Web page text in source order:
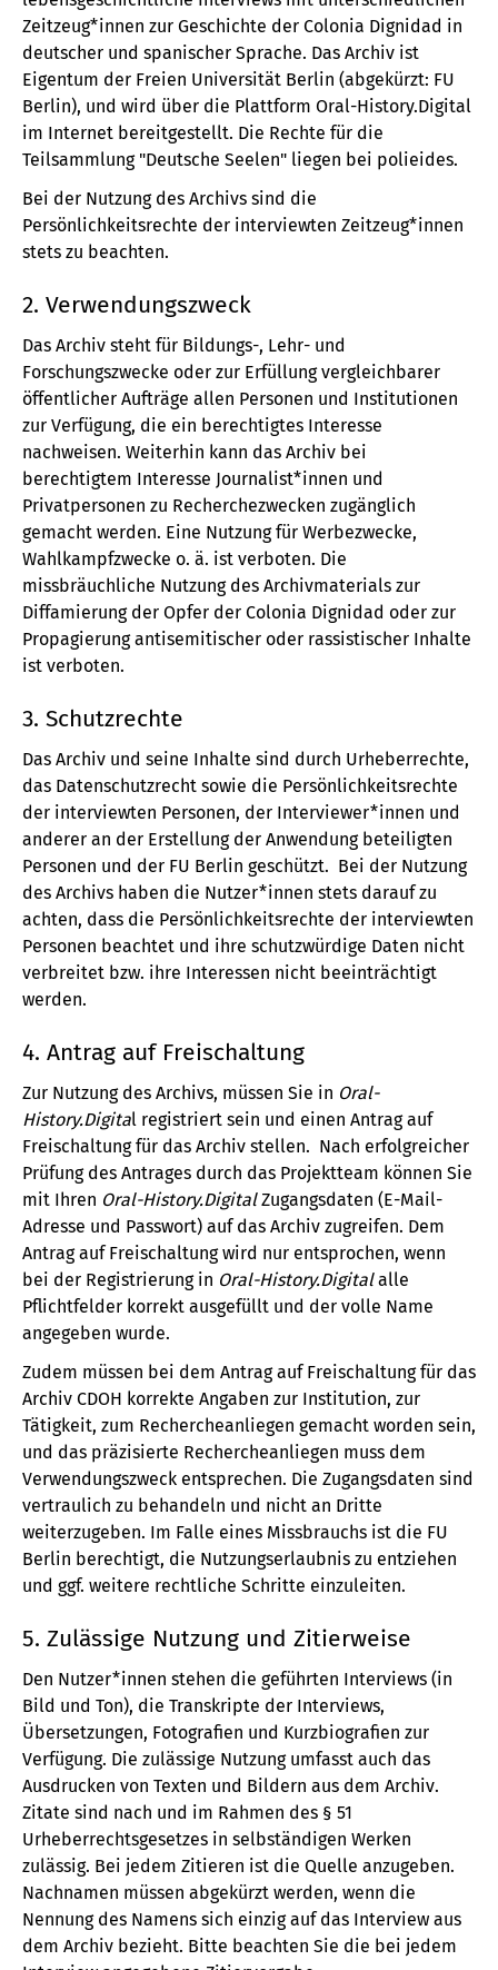
Zeitzeug*innen zur Geschichte der Colonia Dignidad in
deutscher und spanischer Sprache. Das Archiv ist
Eigentum der Freien Universität Berlin (abgekürzt: FU
Berlin), und wird über die Plattform Oral-History.Digital
im Internet bereitgestellt. Die Rechte für die
Teilsammlung "Deutsche Seelen" liegen bei polieides.
Bei der Nutzung des Archivs sind die
Persönlichkeitsrechte der interviewten Zeitzeug*innen
stets zu beachten.
2. Verwendungszweck
Das Archiv steht für Bildungs-, Lehr- und
Forschungszwecke oder zur Erfüllung vergleichbarer
öffentlicher Aufträge allen Personen und Institutionen
zur Verfügung, die ein berechtigtes Interesse
nachweisen. Weiterhin kann das Archiv bei
berechtigtem Interesse Journalist*innen und
Privatpersonen zu Recherchezwecken zugänglich
gemacht werden. Eine Nutzung für Werbezwecke,
Wahlkampfzwecke o. ä. ist verboten. Die
missbräuchliche Nutzung des Archivmaterials zur
Diffamierung der Opfer der Colonia Dignidad oder zur
Propagierung antisemitischer oder rassistischer Inhalte
ist verboten.
3. Schutzrechte
Das Archiv und seine Inhalte sind durch Urheberrechte,
das Datenschutzrecht sowie die Persönlichkeitsrechte
der interviewten Personen, der Interviewer*innen und
anderer an der Erstellung der Anwendung beteiligten
Personen und der FU Berlin geschützt. Bei der Nutzung
des Archivs haben die Nutzer*innen stets darauf zu
achten, dass die Persönlichkeitsrechte der interviewten
Personen beachtet und ihre schutzwürdige Daten nicht
verbreitet bzw. ihre Interessen nicht beeinträchtigt
werden.
4. Antrag auf Freischaltung
Zur Nutzung des Archivs, müssen Sie in Oral-
History.Digital registriert sein und einen Antrag auf
Freischaltung für das Archiv stellen. Nach erfolgreicher
Prüfung des Antrages durch das Projektteam können Sie
mit Ihren Oral-History.DigitalZugangsdaten (E-Mail-
Adresse und Passwort) auf das Archiv zugreifen. Dem
Antrag auf Freischaltung wird nur entsprochen, wenn
bei der Registrierung in Oral-History.Digitalalle
Pflichtfelder korrekt ausgefüllt und der volle Name
angegeben wurde.
Zudem müssen bei dem Antrag auf Freischaltung für das
Archiv CDOH korrekte Angaben zur Institution, zur
Tätigkeit, zum Rechercheanliegen gemacht worden sein,
und das präzisierte Rechercheanliegen muss dem
Verwendungszweck entsprechen. Die Zugangsdaten sind
vertraulich zu behandeln und nicht an Dritte
weiterzugeben. Im Falle eines Missbrauchs ist die FU
Berlin berechtigt, die Nutzungserlaubnis zu entziehen
und ggf. weitere rechtliche Schritte einzuleiten.
5. Zulässige Nutzung und Zitierweise
Den Nutzer*innen stehen die geführten Interviews (in
Bild und Ton), die Transkripte der Interviews,
Übersetzungen, Fotografien und Kurzbiografien zur
Verfügung. Die zulässige Nutzung umfasst auch das
Ausdrucken von Texten und Bildern aus dem Archiv.
Zitate sind nach und im Rahmen des § 51
Urheberrechtsgesetzes in selbständigen Werken
zulässig. Bei jedem Zitieren ist die Quelle anzugeben.
Nachnamen müssen abgekürzt werden, wenn die
Nennung des Namens sich einzig auf das Interview aus
dem Archiv bezieht. Bitte beachten Sie die bei jedem